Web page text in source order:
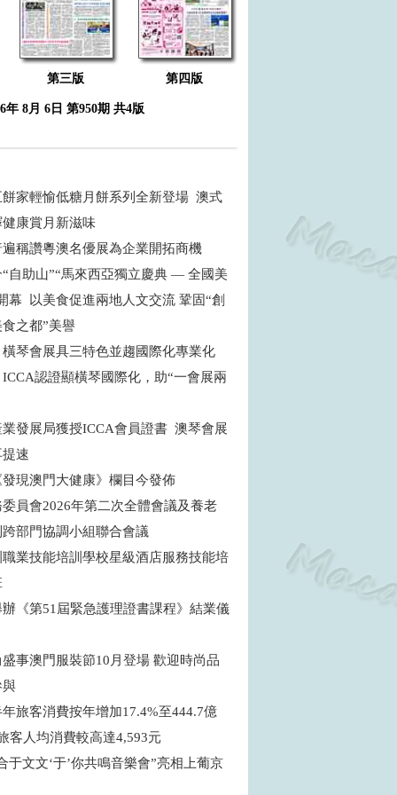
第三版 第四版
年 8月 6日 第950期 共4版
餅家輕愉低糖月餅系列全新登場 澳式
康賞月新滋味
稱讚粵澳名優展為企業開拓商機
自助山”“馬來西亞獨立慶典 — 全國美
幕 以美食促進兩地人文交流 鞏固“創
之都”美譽
琴會展具三特色並趨國際化專業化
認證顯橫琴國際化，助“一會展兩
發展局獲授ICCA會員證書 澳琴會展
速
現澳門大健康》欄目今發佈
員會2026年第二次全體會議及養老
部門協調小組聯合會議
業技能培訓學校星級酒店服務技能培
《第51屆緊急護理證書課程》結業儀
事澳門服裝節10月登場 歡迎時尚品
與
旅客消費按年增加17.4%至444.7億
客人均消費較高達4,593元
于文文‘于’你共鳴音樂會”亮相上葡京